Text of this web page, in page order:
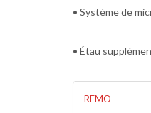
• Système de
• Étau
REMO